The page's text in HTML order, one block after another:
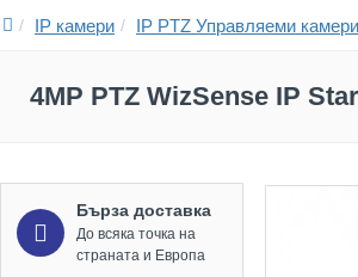
IP камери IP PTZ Управляеми камери
4MP PTZ WizSense IP
Бърза доставка
До всяка точка на
страната и Европа